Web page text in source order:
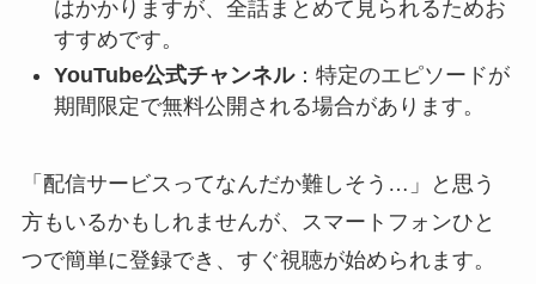
はかかりますが、全話まとめて見られるためお
すすめです。
YouTube公式チャンネル：特定のエピソードが
期間限定で無料公開される場合があります。
「配信サービスってなんだか難しそう…」と思う
方もいるかもしれませんが、スマートフォンひと
つで簡単に登録でき、すぐ視聴が始められます。